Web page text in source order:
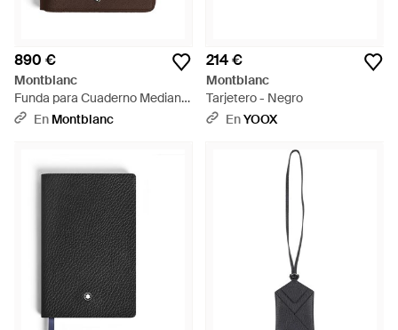
890 €
Montblanc
Funda para Cuaderno Mediano
con Cremallera de Piel Sartorial
En Montblanc
214 €
Montblanc
Tarjetero - Negro
EnYOOX